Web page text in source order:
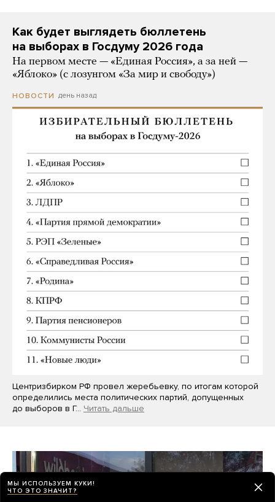
Как будет выглядеть бюллетень
на выборах в Госдуму 2026 года
На первом месте — «Единая Россия», а за ней —
«Яблоко» (с лозунгом «За мир и свободу»)
НОВОСТИ день назад
Центризбирком РФ провел жеребьевку, по итогам которой
определились места политических партий, допущенных
до выборов в Г… Читать дальше
МЫ ИСПОЛЬЗУЕМ КУКИ!
ЧТО ЭТО ЗНАЧИТ?